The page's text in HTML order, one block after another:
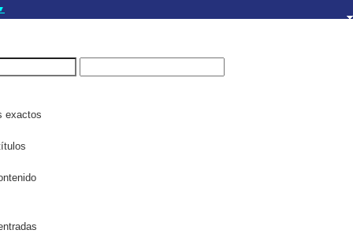
seguros utilizan
Comparte
exactos